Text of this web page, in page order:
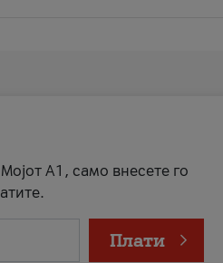
А1, само внесете го
Плати